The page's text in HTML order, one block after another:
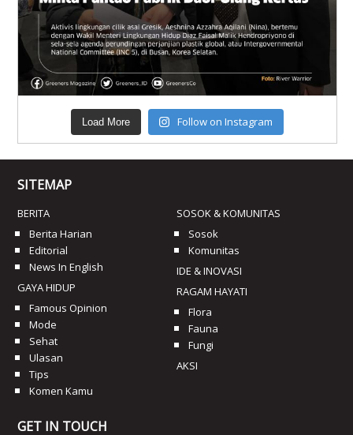
Load More Follow on Instagram
SITEMAP
BERITA
Berita Harian
Editorial
News In English
GAYA HIDUP
Famous Opinion
Mode
Sehat
Ulasan
Tips
Komen Kamu
SOSOK & KOMUNITAS
Sosok
Komunitas
IDE & INOVASI
RAGAM HAYATI
Flora
Fauna
Fungi
AKSI
GET IN TOUCH